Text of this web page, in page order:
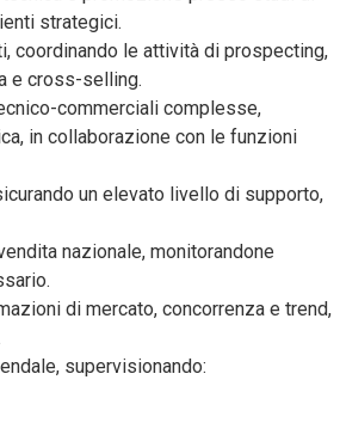
strategici.
coordinando le attività di prospecting,
e cross-selling.
commerciali complesse,
in collaborazione con le funzioni
un elevato livello di supporto,
nazionale, monitorandone
di mercato, concorrenza e trend,
supervisionando: